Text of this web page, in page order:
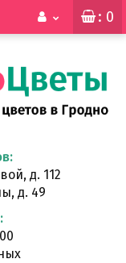
: 0
д. 112
д. 49